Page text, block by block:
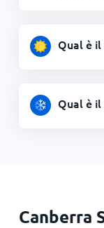
Qual è il
Qual è il
Canberra